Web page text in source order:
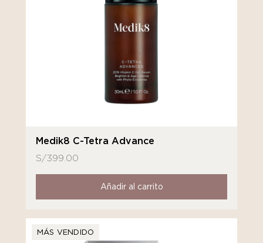
Medik8 C-Tetra Advance
S/399.00
Añadir al carrito
MÁS VENDIDO